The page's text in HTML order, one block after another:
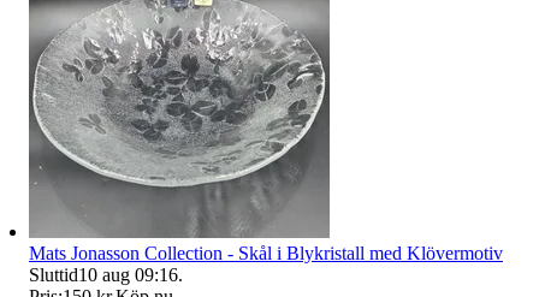
Mats Jonasson Collection - Skål i Blykristall med Klövermotiv
Sluttid10 aug 09:16.